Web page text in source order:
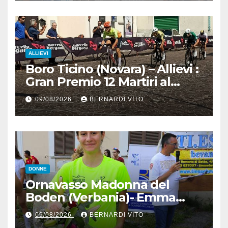
Ciclo Club Guidizzolo 1977:
Fotoservizio di Paolo Biondo
ALLIEVI
Boro Ticino (Novara) – Allievi :
Gran Premio 12 Martiri al
trentino Pietro Valenti
(Ciclistica Dro) con 1’30” sul
bergamasco Pietro resca (SC
Romanese) – Servizio
fotografico di Luciano
Pedretti
09/08/2026 BERNARDI VITO
DONNE
Ornavasso Madonna del
Boden (Verbania)- Emma
Cocca per la rivincita su
Firenze, Elisa Paiusco
09/08/2026 BERNARDI VITO